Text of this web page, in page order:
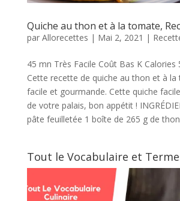
Quiche au thon et à la tomate,
par Allorecettes | Mai 2, 2021 |
45 mn Très Facile Coût Bas K Calories
Cette recette de quiche au thon et à
facile et gourmande. Cette quiche
de votre palais, bon appétit !
pâte feuilletée 1 boîte de 265 g de thon
Tout le Vocabulaire et